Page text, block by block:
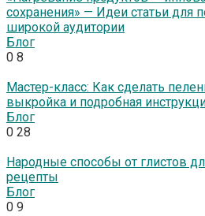
сохранения» — Идеи статьи для
широкой аудитории
Блог
0 8
Мастер-класс: Как сделать
выкройка и подробная
Блог
0 28
Народные способы от глистов
рецепты
Блог
0 9